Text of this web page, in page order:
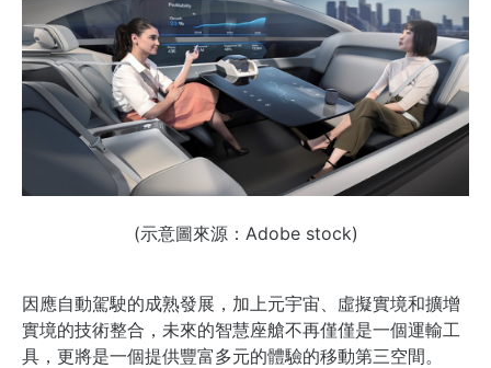
(示意圖來源：Adobe stock)
因應自動駕駛的成熟發展，加上元宇宙、虛擬實境和擴增
實境的技術整合，未來的智慧座艙不再僅僅是一個運輸工
具，更將是一個提供豐富多元的體驗的移動第三空間。